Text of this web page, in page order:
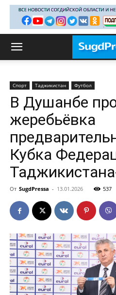
Спорт Таджикистан Футбол
В Душанбе
жеребьёвка
Кубка
От SugdPressa - 13.01.2026 537